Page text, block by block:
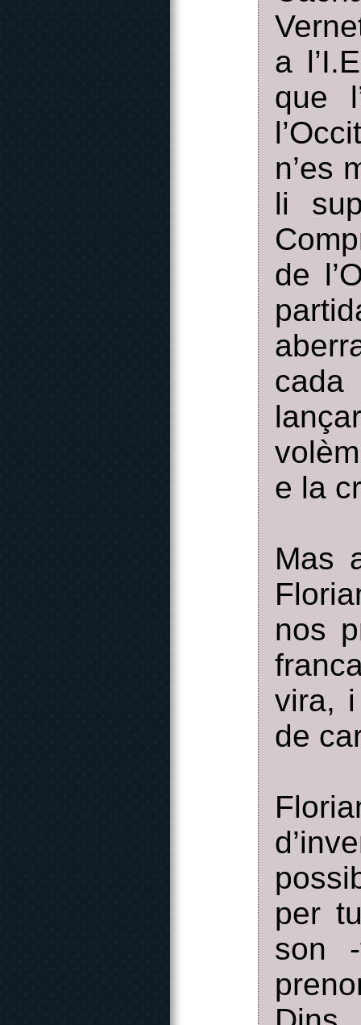
a
que
n’es
li
de
cada
e la
Mas
nos
vira,
de
per
son